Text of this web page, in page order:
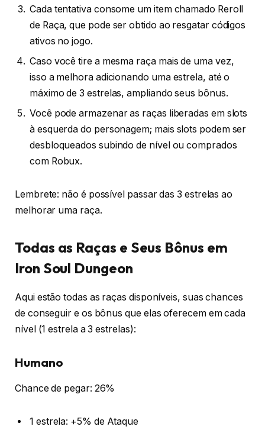
Cada tentativa consome um item chamado Reroll
de Raça, que pode ser obtido ao resgatar códigos
ativos no jogo.
Caso você tire a mesma raça mais de uma vez,
isso a melhora adicionando uma estrela, até o
máximo de 3 estrelas, ampliando seus bônus.
Você pode armazenar as raças liberadas em slots
à esquerda do personagem; mais slots podem ser
desbloqueados subindo de nível ou comprados
com Robux.
Lembrete: não é possível passar das 3 estrelas ao
melhorar uma raça.
Todas as Raças e Seus Bônus em
Iron Soul Dungeon
Aqui estão todas as raças disponíveis, suas chances
de conseguir e os bônus que elas oferecem em cada
nível (1 estrela a 3 estrelas):
Humano
Chance de pegar: 26%
1 estrela: +5% de Ataque